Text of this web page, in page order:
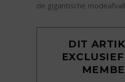
de gigantische
DIT